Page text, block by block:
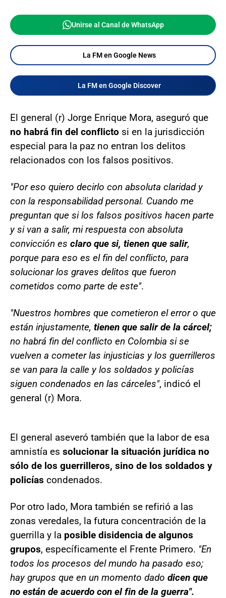
Unirse al Canal de WhatsApp
La FM en Google News
La FM en Google Discover
El general (r) Jorge Enrique Mora, aseguró que
no habrá fin del conflicto si en la jurisdicción
especial para la paz no entran los delitos
relacionados con los falsos positivos.
"Por eso quiero decirlo con absoluta claridad y
con la responsabilidad personal. Cuando me
preguntan que si los falsos positivos hacen parte
y si van a salir, mi respuesta con absoluta
convicción es claro que si, tienen que salir,
porque para eso es el fin del conflicto, para
solucionar los graves delitos que fueron
cometidos como parte de este".
"Nuestros hombres que cometieron el error o que
están injustamente, tienen que salir de la cárcel;
no habrá fin del conflicto en Colombia si se
vuelven a cometer las injusticias y los guerrilleros
se van para la calle y los soldados y policías
siguen condenados en las cárceles", indicó el
general (r) Mora.
El general aseveró también que la labor de esa
amnistía es solucionar la situación jurídica no
sólo de los guerrilleros, sino de los soldados y
policías condenados.
Por otro lado, Mora también se refirió a las
zonas veredales, la futura concentración de la
guerrilla y la posible disidencia de algunos
grupos, específicamente el Frente Primero. "En
todos los procesos del mundo ha pasado eso;
hay grupos que en un momento dado dicen que
no están de acuerdo con el fin de la guerra".